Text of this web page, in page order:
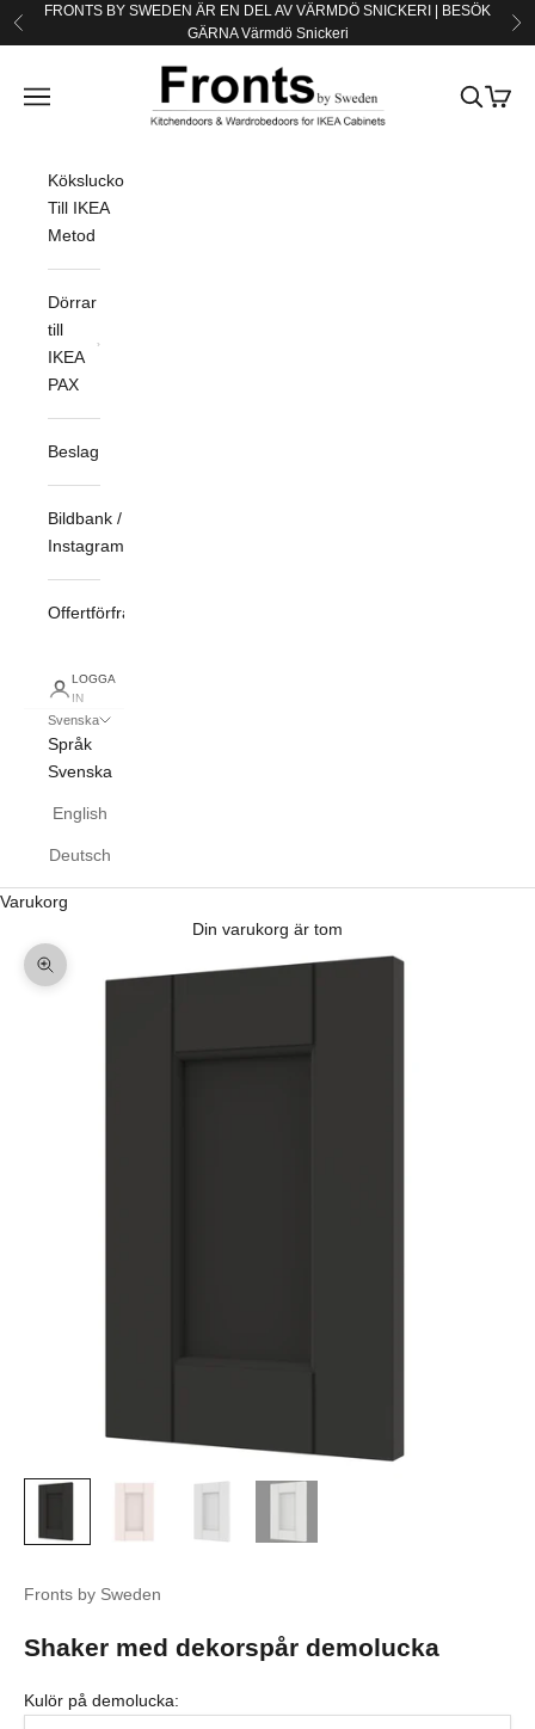
Hoppa till innehållet
Föregående
FRONTS BY SWEDEN ÄR EN DEL AV VÄRMDÖ SNICKERI | BESÖK
GÄRNAVärmdö Snickeri
Fronts by Sweden
Öppna navigeringsmenyn
Öppna
Köksluckor
Till IKEA
Metod
Dörrar
till
IKEA
PAX
Beslag
Bildbank /
Instagram
Offertförfrågan
LOGGA
IN
Svenska
Språk
Svenska
English
Deutsch
Varukorg
Din varukorg är tom
Zooma
Fronts by Sweden
Shaker med dekorspår demolucka
Kulör på demolucka: